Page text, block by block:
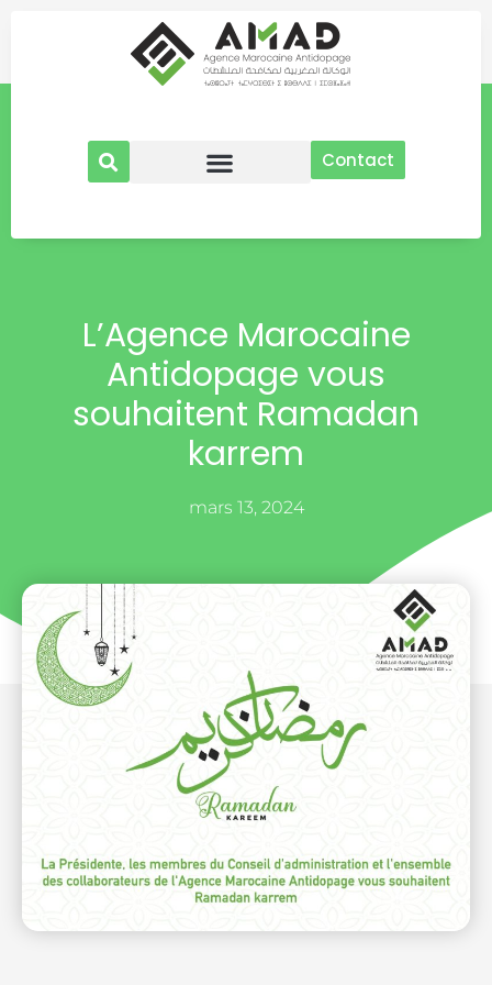
Contact
L’Agence Marocaine
Antidopage vous
souhaitent Ramadan
karrem
mars 13, 2024